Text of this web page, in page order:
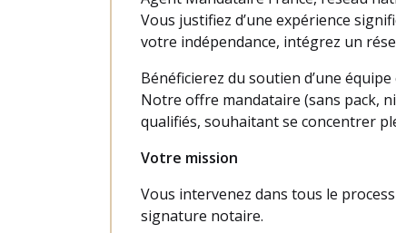
Vous justifiez d’une expérience
votre indépendance, intégrez un
Bénéficierez du soutien d’une
Notre offre mandataire (sans pack,
qualifiés, souhaitant se concentrer
Votre mission
Vous intervenez dans tous le
signature notaire.